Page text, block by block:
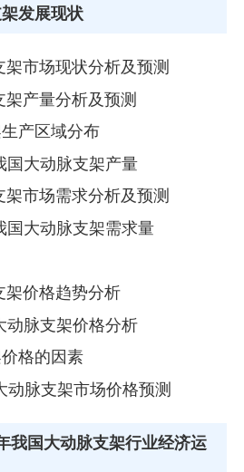
发展现状
市场现状分析及预测
产量分析及预测
产区域分布
大动脉支架产量
市场需求分析及预测
大动脉支架需求量
架价格趋势分析
脉支架价格分析
格的因素
脉支架市场价格预测
国大动脉支架行业经济运